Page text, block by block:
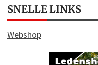
SNELLE LINKS
Webshop